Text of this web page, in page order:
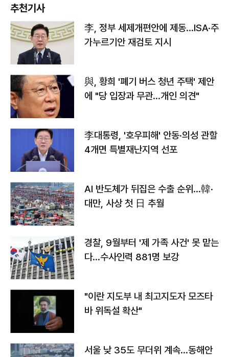
추천기사
李, 정부 세제개편안에 제동…ISA·주
가누르기안 재검토 지시
與, 황희 '폐기 버스 청년 주택' 제안
에 "당 입장과 무관…개인 의견"
李대통령, '호우피해' 안동·의성 관할
4개면 특별재난지역 선포
AI 반도체가 뒤집은 수출 순위…韓·
대만, 사상 첫 日 추월
경찰, 9월부터 '제 가족 사건' 못 맡는
다…수사인력 881명 보강
"이란 지도부 내 최고지도자 모즈타
바 위독설 확산"
서울 낮 35도 무더위 계속…동해안